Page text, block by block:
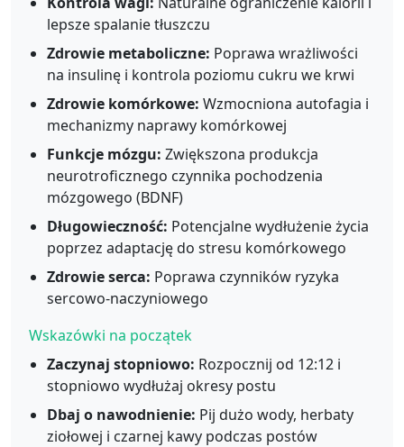
lepsze spalanie tłuszczu
Zdrowie metaboliczne: Poprawa wrażliwości
na insulinę i kontrola poziomu cukru we krwi
Zdrowie komórkowe: Wzmocniona autofagia i
mechanizmy naprawy komórkowej
Funkcje mózgu: Zwiększona produkcja
neurotroficznego czynnika pochodzenia
mózgowego (BDNF)
Długowieczność: Potencjalne wydłużenie życia
poprzez adaptację do stresu komórkowego
Zdrowie serca: Poprawa czynników ryzyka
sercowo-naczyniowego
Wskazówki na początek
Zaczynaj stopniowo: Rozpocznij od 12:12 i
stopniowo wydłużaj okresy postu
Dbaj o nawodnienie: Pij dużo wody, herbaty
ziołowej i czarnej kawy podczas postów